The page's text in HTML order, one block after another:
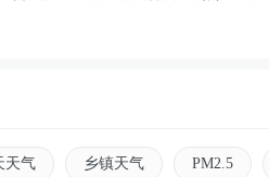
天气 乡镇天气 PM2.5